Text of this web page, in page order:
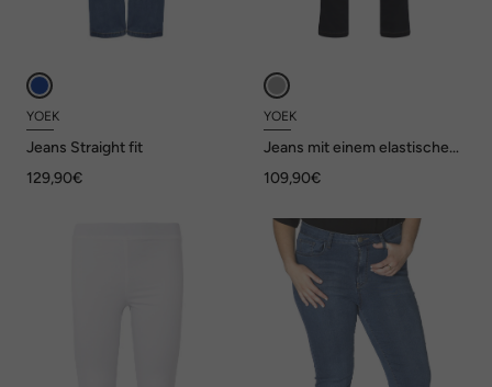
YOEK
Jeans Straight fit
129,90€
YOEK
Jeans mit einem elastischen
109,90€